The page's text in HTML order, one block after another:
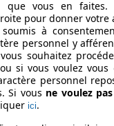
que vous en faites.
pour donner votre
à
personnel y
souhaitez
si vous voulez vous
personnel
Si vous ne voulez
ici.